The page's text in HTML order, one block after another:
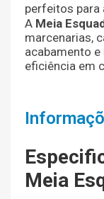
perfeitos para
A Meia
marcenarias,
acabamento e
eficiência em
Meia